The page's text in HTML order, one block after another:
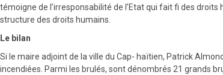
témoigne de l’irresponsabilité de l’Etat qui fait fi des
structure des droits humains.
Le bilan
Si le maire adjoint de la ville du Cap- haïtien, Patrick
incendiées. Parmi les brulés, sont dénombrés 21 grands